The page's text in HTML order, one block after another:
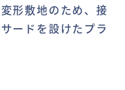
形敷地のため、接
ードを設けたプラ